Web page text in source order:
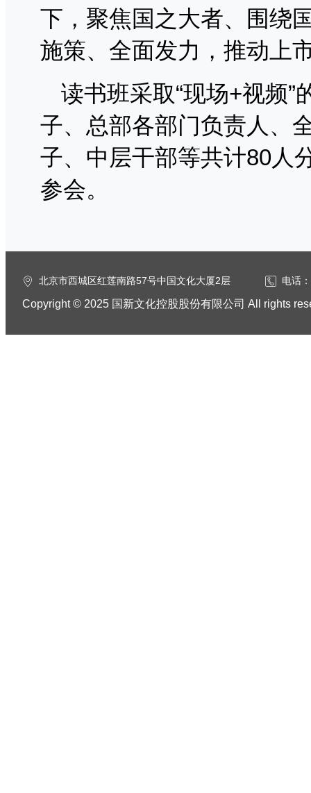
下，聚焦国之大者、围绕
施策、全面发力，推动上
读书班采取“现场+视频
子、总部各部门负责人、
子、中层干部等共计80人
参会。
北京市西城区红莲南路57号中国文化大厦2层 电话
Copyright © 2025 国新文化控股股份有限公司 All rights